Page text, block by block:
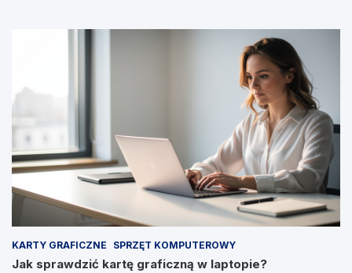
KARTY GRAFICZNE SPRZĘT KOMPUTEROWY
Jak sprawdzić kartę graficzną w laptopie?